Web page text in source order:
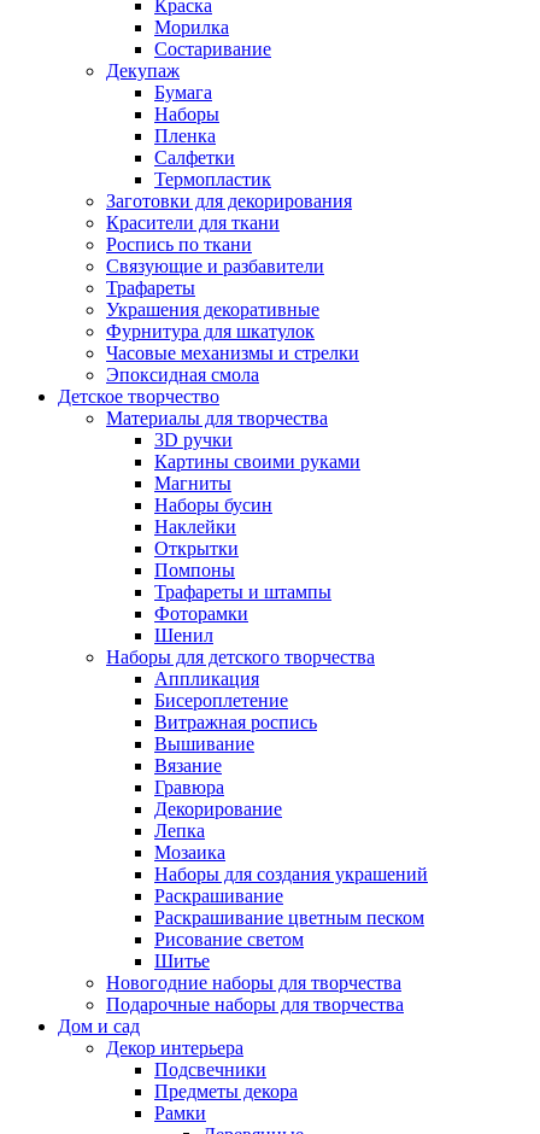
Краска
Морилка
Состаривание
Декупаж
Бумага
Наборы
Пленка
Салфетки
Термопластик
Заготовки для декорирования
Красители для ткани
Роспись по ткани
Связующие и разбавители
Трафареты
Украшения декоративные
Фурнитура для шкатулок
Часовые механизмы и стрелки
Эпоксидная смола
Детское творчество
Материалы для творчества
3D ручки
Картины своими руками
Магниты
Наборы бусин
Наклейки
Открытки
Помпоны
Трафареты и штампы
Фоторамки
Шенил
Наборы для детского творчества
Аппликация
Бисероплетение
Витражная роспись
Вышивание
Вязание
Гравюра
Декорирование
Лепка
Мозаика
Наборы для создания украшений
Раскрашивание
Раскрашивание цветным песком
Рисование светом
Шитье
Новогодние наборы для творчества
Подарочные наборы для творчества
Дом и сад
Декор интерьера
Подсвечники
Предметы декора
Рамки